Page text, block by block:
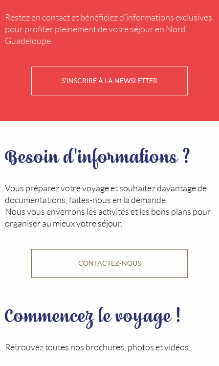
Restez en contact et bénéficiez d'informations exclusives
pour profiter pleinement de votre séjour en Nord
Guadeloupe.
S'INSCRIRE À LA NEWSLETTER
Besoin d'informations ?
Vous préparez votre voyage et souhaitez davantage de
documentations, faites-nous en la demande.
Nous vous enverrons les activités et les bons plans pour
organiser au mieux votre séjour.
CONTACTEZ-NOUS
Commencez le voyage !
Retrouvez toutes nos brochures, photos et vidéos.